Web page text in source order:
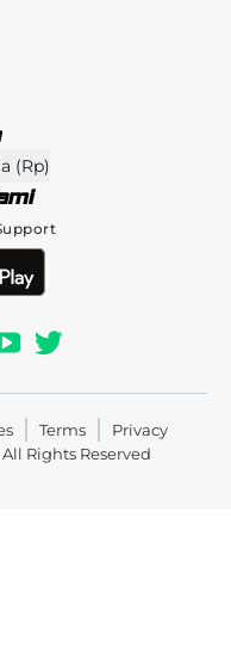
(Rp)
Terms
Privacy
Rights Reserved